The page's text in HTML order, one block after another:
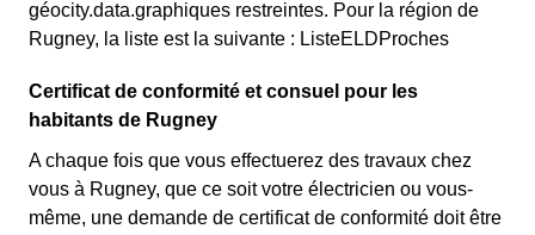
géocity.data.graphiques restreintes. Pour la région de
Rugney, la liste est la suivante : ListeELDProches
Certificat de conformité et consuel pour les
habitants de Rugney
A chaque fois que vous effectuerez des travaux chez
vous à Rugney, que ce soit votre électricien ou vous-
même, une demande de certificat de conformité doit être